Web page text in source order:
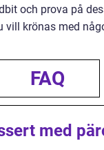
och prova på
vill krönas med
FAQ
med